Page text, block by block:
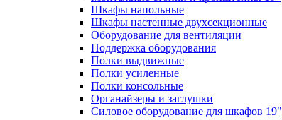
Шкафы напольные
Шкафы настенные двухсекционные
Оборудование для вентиляции
Поддержка оборудования
Полки выдвижные
Полки усиленные
Полки консольные
Органайзеры и заглушки
Силовое оборудование для шкафов 19"